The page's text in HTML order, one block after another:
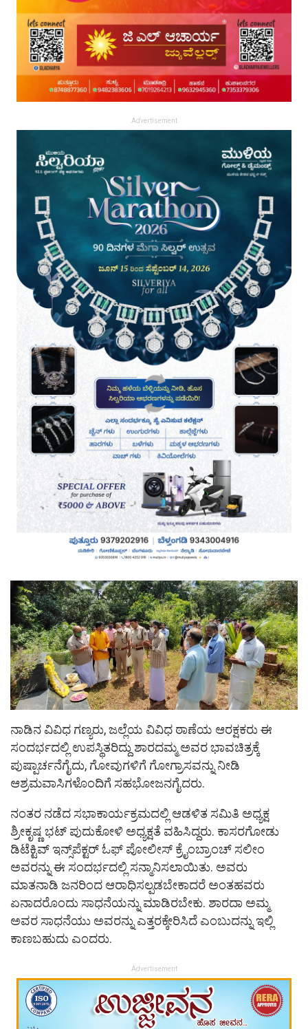
Advertisement
ನಾಡಿನ ವಿವಿಧ ಗಣ್ಯರು, ಜಲ್ಲೆಯ ವಿವಿಧ ಠಾಣೆಯ ಆರಕ್ಷಕರು ಈ
ಸಂದರ್ಭದಲ್ಲಿ ಉಪಸ್ಥಿತರಿದ್ದು ಶಾರದಮ್ಮ ಅವರ ಭಾವಚಿತ್ರಕ್ಕೆ
ಪುಷ್ಪಾರ್ಚನೆಗೈದು, ಗೋವುಗಳಿಗೆ ಗೋಗ್ರಾಸವನ್ನು ನೀಡಿ
ಆಶ್ರಮವಾಸಿಗಳೊಂದಿಗೆ ಸಹಭೋಜನಗೈದರು.
ನಂತರ ನಡೆದ ಸಭಾಕಾರ್ಯಕ್ರಮದಲ್ಲಿ ಆಡಳಿತ ಸಮಿತಿ ಅಧ್ಯಕ್ಷ
ಶ್ರೀಕೃಷ್ಣ ಭಟ್ ಪುದುಕೋಳಿ ಅಧ್ಯಕ್ಷತೆ ವಹಿಸಿದ್ದರು. ಕಾಸರಗೋಡು
ಡಿಟೆಕ್ಟಿವ್ ಇನ್ಸ್‌ಪೆಕ್ಟರ್ ಓಫ್ ಪೋಲೀಸ್ ಕ್ರೈಂಬ್ರಾಂಚ್ ಸಲೀಂ
ಅವರನ್ನು ಈ ಸಂದರ್ಭದಲ್ಲಿ ಸನ್ಮಾನಿಸಲಾಯಿತು. ಅವರು
ಮಾತನಾಡಿ ಜನರಿಂದ ಆರಾಧಿಸಲ್ಪಡಬೇಕಾದರೆ ಅಂತಹವರು
ಏನಾದರೊಂದು ಸಾಧನೆಯನ್ನು ಮಾಡಿರಬೇಕು. ಶಾರದಾ ಅಮ್ಮ
ಅವರ ಸಾಧನೆಯು ಅವರನ್ನು ಎತ್ತರಕ್ಕೇರಿಸಿದೆ ಎಂಬುದನ್ನು ಇಲ್ಲಿ
ಕಾಣಬಹುದು ಎಂದರು.
Advertisement